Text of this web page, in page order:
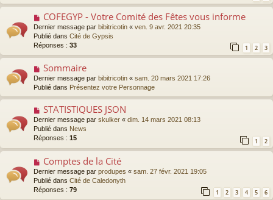
s
a
g
e
a
u
m
e
s
s
a
g
e
N
u
v
e
a
u
m
e
s
s
a
g
e
COFEGYP - Votre Comité des Fêtes vous informe
Dernier message par bibitricotin « ven. 9 avr. 2021 20:35
Publié dans Cité de Gypsis
Réponses : 33 1 2 3
N
o
u
a
u
m
e
s
s
g
e
Sommaire
Dernier message par bibitricotin « sam. 20 mars 2021 17:26
Publié dans Présentez votre Personnage
N
o
u
v
a
u
m
e
s
STATISTIQUES JSON
Dernier message par skulker « dim. 14 mars 2021 08:13
Publié dans News
Réponses : 15 1 2
N
u
v
e
Comptes de la Cité
Dernier message par produpes « sam. 27 févr. 2021 19:05
Publié dans Cité de Caledonyth
Réponses : 79 1 2 3 4 5 6